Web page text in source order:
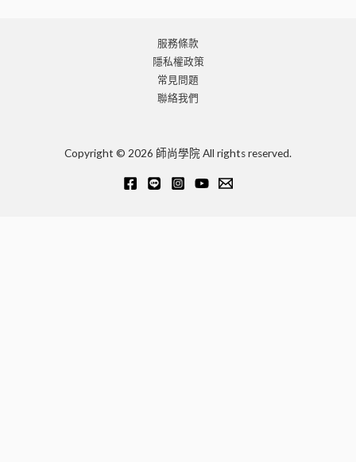
服務條款
隱私權政策
常見問題
聯絡我們
Copyright © 2026 師尚學院 All rights reserved.